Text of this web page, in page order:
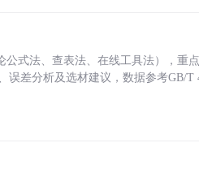
式法、查表法、在线工具法），重
误差分析及选材建议，数据参考GB/T